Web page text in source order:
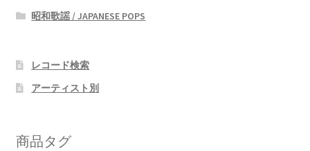
昭和歌謡 / JAPANESE POPS
レコード検索
アーティスト別
商品タグ